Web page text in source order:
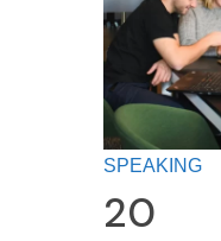
SPEAKING
20